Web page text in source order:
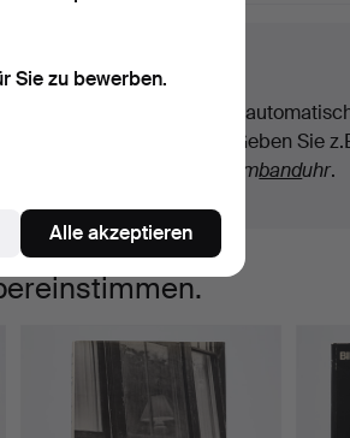
Wir suchen
Begriffen. Geben Sie
Armbanduhr.
Sie zu bewerben.
Alle akzeptieren